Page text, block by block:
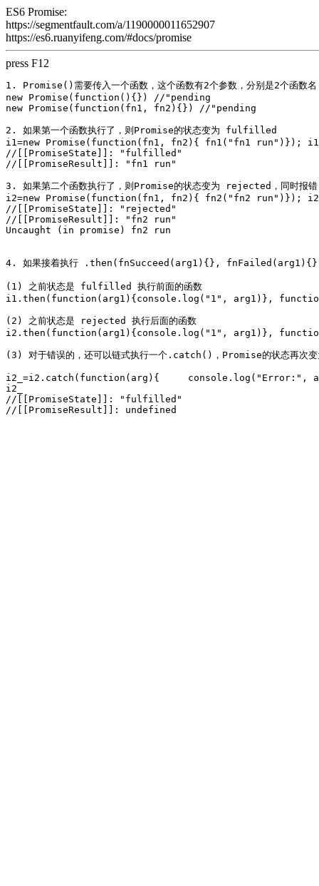
ES6 Promise:
https://segmentfault.com/a/1190000011652907
https://es6.ruanyifeng.com/#docs/promise
press F12
1. Promise()需要传入一个函数，这个函数有2个参数，分别是2个函数名
new Promise(function(){}) //"pending
new Promise(function(fn1, fn2){}) //"pending
2. 如果第一个函数执行了，则Promise的状态变为 fulfilled
i1=new Promise(function(fn1, fn2){ fn1("fn1 run")}); i1
//[[PromiseState]]: "fulfilled"
//[[PromiseResult]]: "fn1 run"
3. 如果第二个函数执行了，则Promise的状态变为 rejected，同时报错
i2=new Promise(function(fn1, fn2){ fn2("fn2 run")}); i2
//[[PromiseState]]: "rejected"
//[[PromiseResult]]: "fn2 run"
Uncaught (in promise) fn2 run
4. 如果接着执行 .then(fnSucceed(arg1){},
(1) 之前状态是 fulfilled 执行前面的函数
i1.then(function(arg1){console.log("1", arg1)},
(2) 之前状态是 rejected 执行后面的函数
i2.then(function(arg1){console.log("1", arg1)},
(3) 对于错误的，还可以链式执行一个.catch()，Promise的状态再
i2_=i2.catch(function(arg){	console.log("Error:", arg) }); //Error: fn2 run
i2_
//[[PromiseState]]: "fulfilled"
//[[PromiseResult]]: undefined